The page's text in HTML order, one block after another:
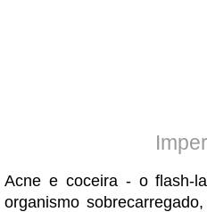
Acne e coceira - o flash-
organismo